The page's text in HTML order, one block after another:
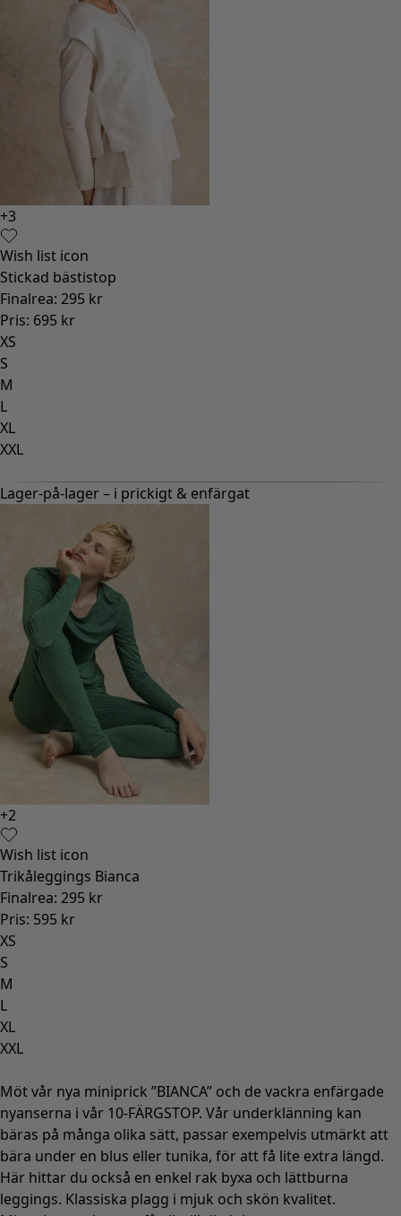
+3
Wish list icon
Stickad bästistop
Finalrea: 295 kr
Pris: 695 kr
XS
S
M
L
XL
XXL
Lager-på-lager – i prickigt & enfärgat
+2
Wish list icon
Trikåleggings Bianca
Finalrea: 295 kr
Pris: 595 kr
XS
S
M
L
XL
XXL
Möt vår nya miniprick ”BIANCA” och de vackra enfärgade
nyanserna i vår 10-FÄRGSTOP. Vår underklänning kan
bäras på många olika sätt, passar exempelvis utmärkt att
bära under en blus eller tunika, för att få lite extra längd.
Här hittar du också en enkel rak byxa och lättburna
leggings. Klassiska plagg i mjuk och skön kvalitet.